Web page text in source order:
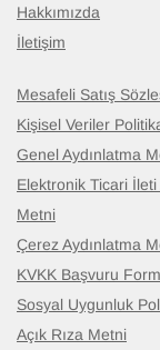
Hakkımızda
İletişim
Mesafeli Satış
Kişisel Veriler
Genel Aydınlatma
Elektronik Ticari İleti
Metni
Çerez Aydınlatma
KVKK Başvuru
Sosyal Uygunluk
Açık Rıza Metni